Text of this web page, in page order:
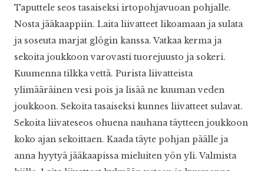
Taputtele seos tasaiseksi irtopohjavuoan pohjalle.
Nosta jääkaappiin. Laita liivatteet likoamaan ja sulata
ja soseuta marjat glögin kanssa. Vatkaa kerma ja
sekoita joukkoon varovasti tuorejuusto ja sokeri.
Kuumenna tilkka vettä. Purista liivatteista
ylimääräinen vesi pois ja lisää ne kuuman veden
joukkoon. Sekoita tasaiseksi kunnes liivatteet sulavat.
Sekoita liivateseos ohuena nauhana täytteen joukkoon
koko ajan sekoittaen. Kaada täyte pohjan päälle ja
anna hyytyä jääkaapissa mieluiten yön yli. Valmista